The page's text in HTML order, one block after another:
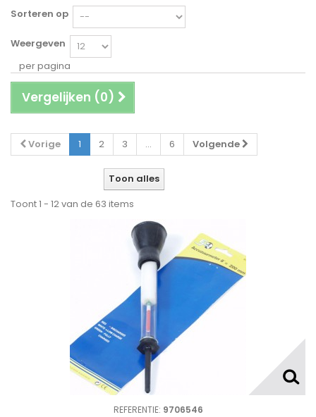
Sorteren op
Weergeven
per pagina
Vergelijken (0)
Vorige 1 2 3 ... 6 Volgende
Toon alles
Toont 1 - 12 van de 63 items
REFERENTIE: 9706546